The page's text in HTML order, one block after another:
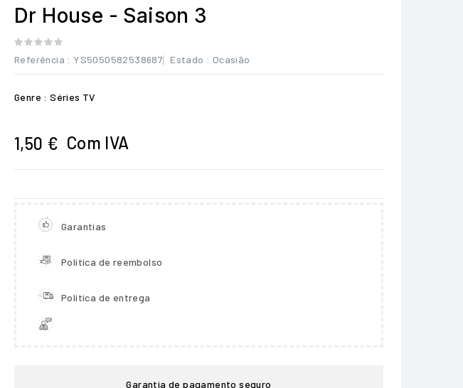
Dr House - Saison 3
Referência : YS5050582538687 Estado : Ocasião
Genre : Séries TV
1,50 € Com IVA
Garantias
Política de reembolso
Política de entrega
Garantia de pagamento seguro